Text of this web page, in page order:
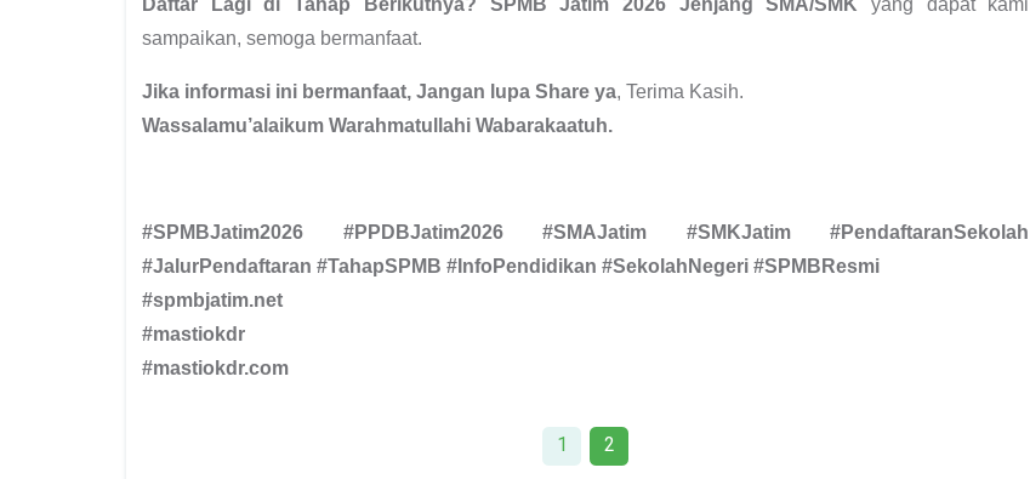
Daftar Lagi di Tahap Berikutnya? SPMB Jatim 2026 Jenjang SMA/SMK yang dapat kami
sampaikan, semoga bermanfaat.
Jika informasi ini bermanfaat, Jangan lupa Share ya, Terima Kasih.
Wassalamu’alaikum Warahmatullahi Wabarakaatuh.
#SPMBJatim2026 #PPDBJatim2026 #SMAJatim #SMKJatim #PendaftaranSekolah
#JalurPendaftaran #TahapSPMB #InfoPendidikan #SekolahNegeri #SPMBResmi
#spmbjatim.net
#mastiokdr
#mastiokdr.com
1 2